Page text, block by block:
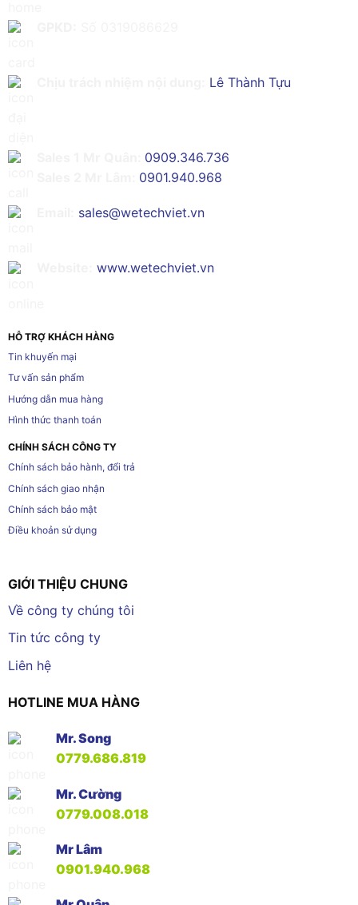
Lê Thành Tựu
0909.346.736
0901.940.968
sales@wetechviet.vn
www.wetechviet.vn
HỖ TRỢ KHÁCH HÀNG
Tin khuyến mại
Tư vấn sản phẩm
Hướng dẫn mua hàng
Hình thức thanh toán
CHÍNH SÁCH CÔNG TY
Chính sách bảo hành, đổi trả
Chính sách giao nhận
Chính sách bảo mật
Điều khoản sử dụng
GIỚI THIỆU CHUNG
Về công ty chúng tôi
Tin tức công ty
Liên hệ
HOTLINE MUA HÀNG
Mr. Song
0779.686.819
Mr. Cường
0779.008.018
Mr Lâm
0901.940.968